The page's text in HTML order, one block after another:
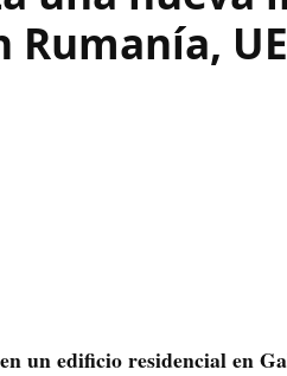
Rumanía,
un edificio residencial en